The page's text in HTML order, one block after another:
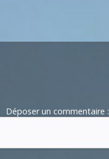
Déposer un commentaire :